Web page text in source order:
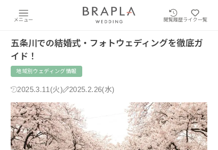
メニュー 閲覧履歴ライク一覧
五条川での結婚式・フォトウェディングを徹底ガ
イド！
地域別ウェディング情報
2025.3.11(火) 2025.2.26(水)